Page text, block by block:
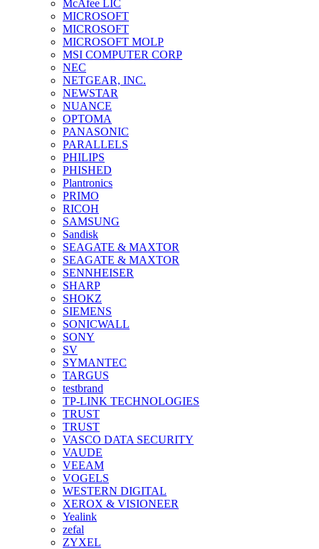
McAfee LIC
MICROSOFT
MICROSOFT
MICROSOFT MOLP
MSI COMPUTER CORP
NEC
NETGEAR, INC.
NEWSTAR
NUANCE
OPTOMA
PANASONIC
PARALLELS
PHILIPS
PHISHED
Plantronics
PRIMO
RICOH
SAMSUNG
Sandisk
SEAGATE & MAXTOR
SEAGATE & MAXTOR
SENNHEISER
SHARP
SHOKZ
SIEMENS
SONICWALL
SONY
SV
SYMANTEC
TARGUS
testbrand
TP-LINK TECHNOLOGIES
TRUST
TRUST
VASCO DATA SECURITY
VAUDE
VEEAM
VOGELS
WESTERN DIGITAL
XEROX & VISIONEER
Yealink
zefal
ZYXEL